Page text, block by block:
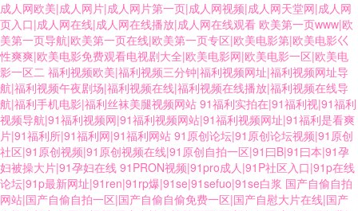
成人网欧美|成人网片|成人网片第一页|成人网视频|成人网天堂网|成人网
页入口|成人网在线|成人网在线播放|成人网在线观看 欧美第一页www|欧
美第一页导航|欧美第一页在线|欧美第一页专区|欧美电影第|欧美电影巜
性爽爽|欧美电影免费观看电视剧大全|欧美电影网|欧美电影一区|欧美电
影一区二 福利视频欧美|福利视频三分钟|福利视频网址|福利视频网址导
航|福利视频午夜剧场|福利视频在线|福利视频在线播放|福利视频在线导
航|福利手机电影|福利丝袜美腿视频网站 91福利实拍在|91福利视|91福利
视频导航|91福利视频网|91福利视频网站|91福利视频网址|91福利是看爽
片|91福利所|91福利网|91福利网站 91原创论坛|91原创论坛视频|91原创
社区|91原创视频|91原创视频在线|91原创自拍一区|91曰B|91曰本|91孕
妇被操大片|91孕妇在线 91PRON视频|91pro成人|91P社区入口|91p在线
论坛|91p最新网址|91ren|91rp爆|91se|91sefuo|91se白浆 国产自偷自拍
网站|国产自偷自拍一区|国产自偷自偷免费一区|国产自慰大片在线|国产